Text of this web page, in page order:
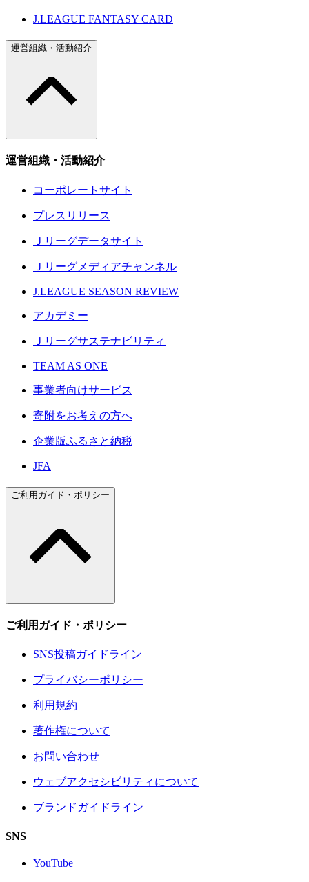
J.LEAGUE FANTASY CARD
運営組織・活動紹介
運営組織・活動紹介
コーポレートサイト
プレスリリース
Ｊリーグデータサイト
Ｊリーグメディアチャンネル
J.LEAGUE SEASON REVIEW
アカデミー
Ｊリーグサステナビリティ
TEAM AS ONE
事業者向けサービス
寄附をお考えの方へ
企業版ふるさと納税
JFA
ご利用ガイド・ポリシー
ご利用ガイド・ポリシー
SNS投稿ガイドライン
プライバシーポリシー
利用規約
著作権について
お問い合わせ
ウェブアクセシビリティについて
ブランドガイドライン
SNS
YouTube